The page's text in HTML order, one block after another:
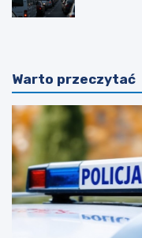
Warto przeczytać